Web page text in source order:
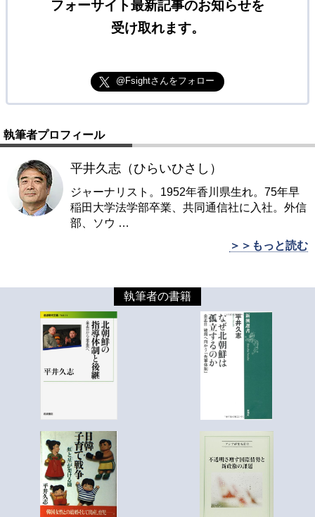
フォーサイト最新記事のお知らせを
受け取れます。
@Fsightさんをフォロー
執筆者プロフィール
平井久志（ひらいひさし）
ジャーナリスト。1952年香川県生れ。75年早
稲田大学法学部卒業、共同通信社に入社。外信
部、ソウ …
＞＞もっと読む
執筆者の書籍